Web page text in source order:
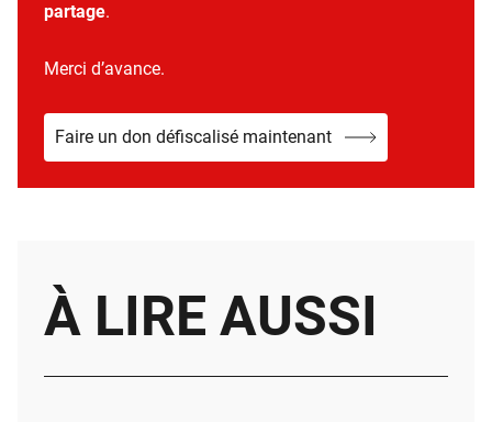
partage.
Merci d’avance.
Faire un don défiscalisé maintenant
À LIRE AUSSI